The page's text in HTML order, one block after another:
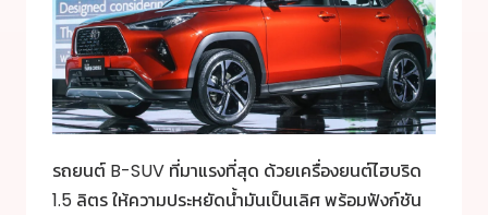
รถยนต์ B-SUV ที่มาแรงที่สุด ด้วยเครื่องยนต์ไฮบริด
1.5 ลิตร ให้ความประหยัดน้ำมันเป็นเลิศ พร้อมฟังก์ชัน